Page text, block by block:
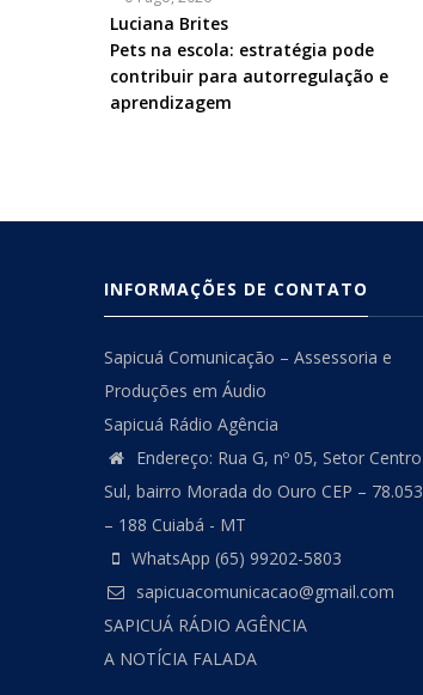
Articulista
ou
Chamada
-
Luciana Brites
Pets na escola: estratégia pode
contribuir para autorregulação e
aprendizagem
INFORMAÇÕES DE CONTATO
Sapicuá Comunicação – Assessoria e
Produções em Áudio
Sapicuá Rádio Agência
Endereço: Rua G, nº 05, Setor Centro
Sul, bairro Morada do Ouro CEP – 78.053
– 188 Cuiabá - MT
WhatsApp (65) 99202-5803
sapicuacomunicacao@gmail.com
SAPICUÁ RÁDIO AGÊNCIA
A NOTÍCIA FALADA